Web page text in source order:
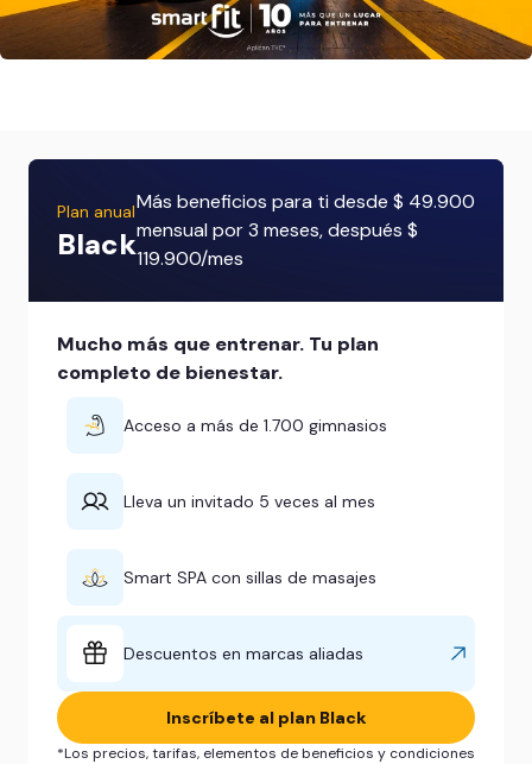
Plan anual
Black
Más beneficios para ti desde $ 49.900
mensual por 3 meses, después $
119.900/mes
Mucho más que entrenar. Tu plan
completo de bienestar.
Acceso a más de 1.700 gimnasios
Lleva un invitado 5 veces al mes
Smart SPA con sillas de masajes
Descuentos en marcas aliadas
Inscríbete al plan Black
*Los precios, tarifas, elementos de beneficios y condiciones